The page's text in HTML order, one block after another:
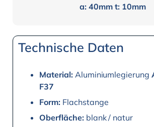
a: 40mm t: 10mm
Technische Daten
Material:Aluminiumlegierung
F37
Form:Flachstange
Oberfläche:blank / natur